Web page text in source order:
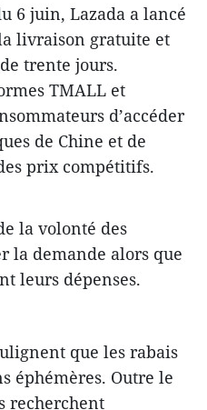
6 juin, Lazada a lancé
livraison gratuite et
trente jours.
TMALL et
d’accéder
de Chine et de
prix compétitifs.
la volonté des
la demande alors que
leurs dépenses.
que les rabais
éphémères. Outre le
recherchent